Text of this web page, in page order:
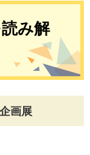
み解
画展